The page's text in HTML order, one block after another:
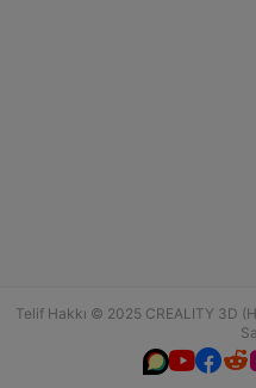
Telif Hakkı © 2025 CREALITY 3D
